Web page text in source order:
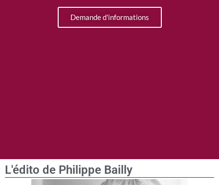
Demande d'informations
L'édito de Philippe Bailly